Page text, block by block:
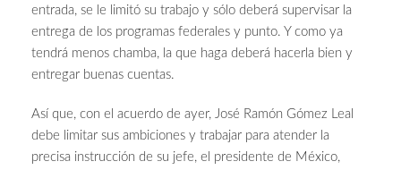
entrada, se le limitó su trabajo y sólo deberá supervisar la
entrega de los programas federales y punto. Y como ya
tendrá menos chamba, la que haga deberá hacerla bien y
entregar buenas cuentas.
Así que, con el acuerdo de ayer, José Ramón Gómez Leal
debe limitar sus ambiciones y trabajar para atender la
precisa instrucción de su jefe, el presidente de México,